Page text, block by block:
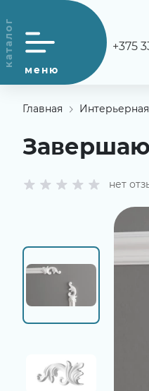
+375
Главная
нет